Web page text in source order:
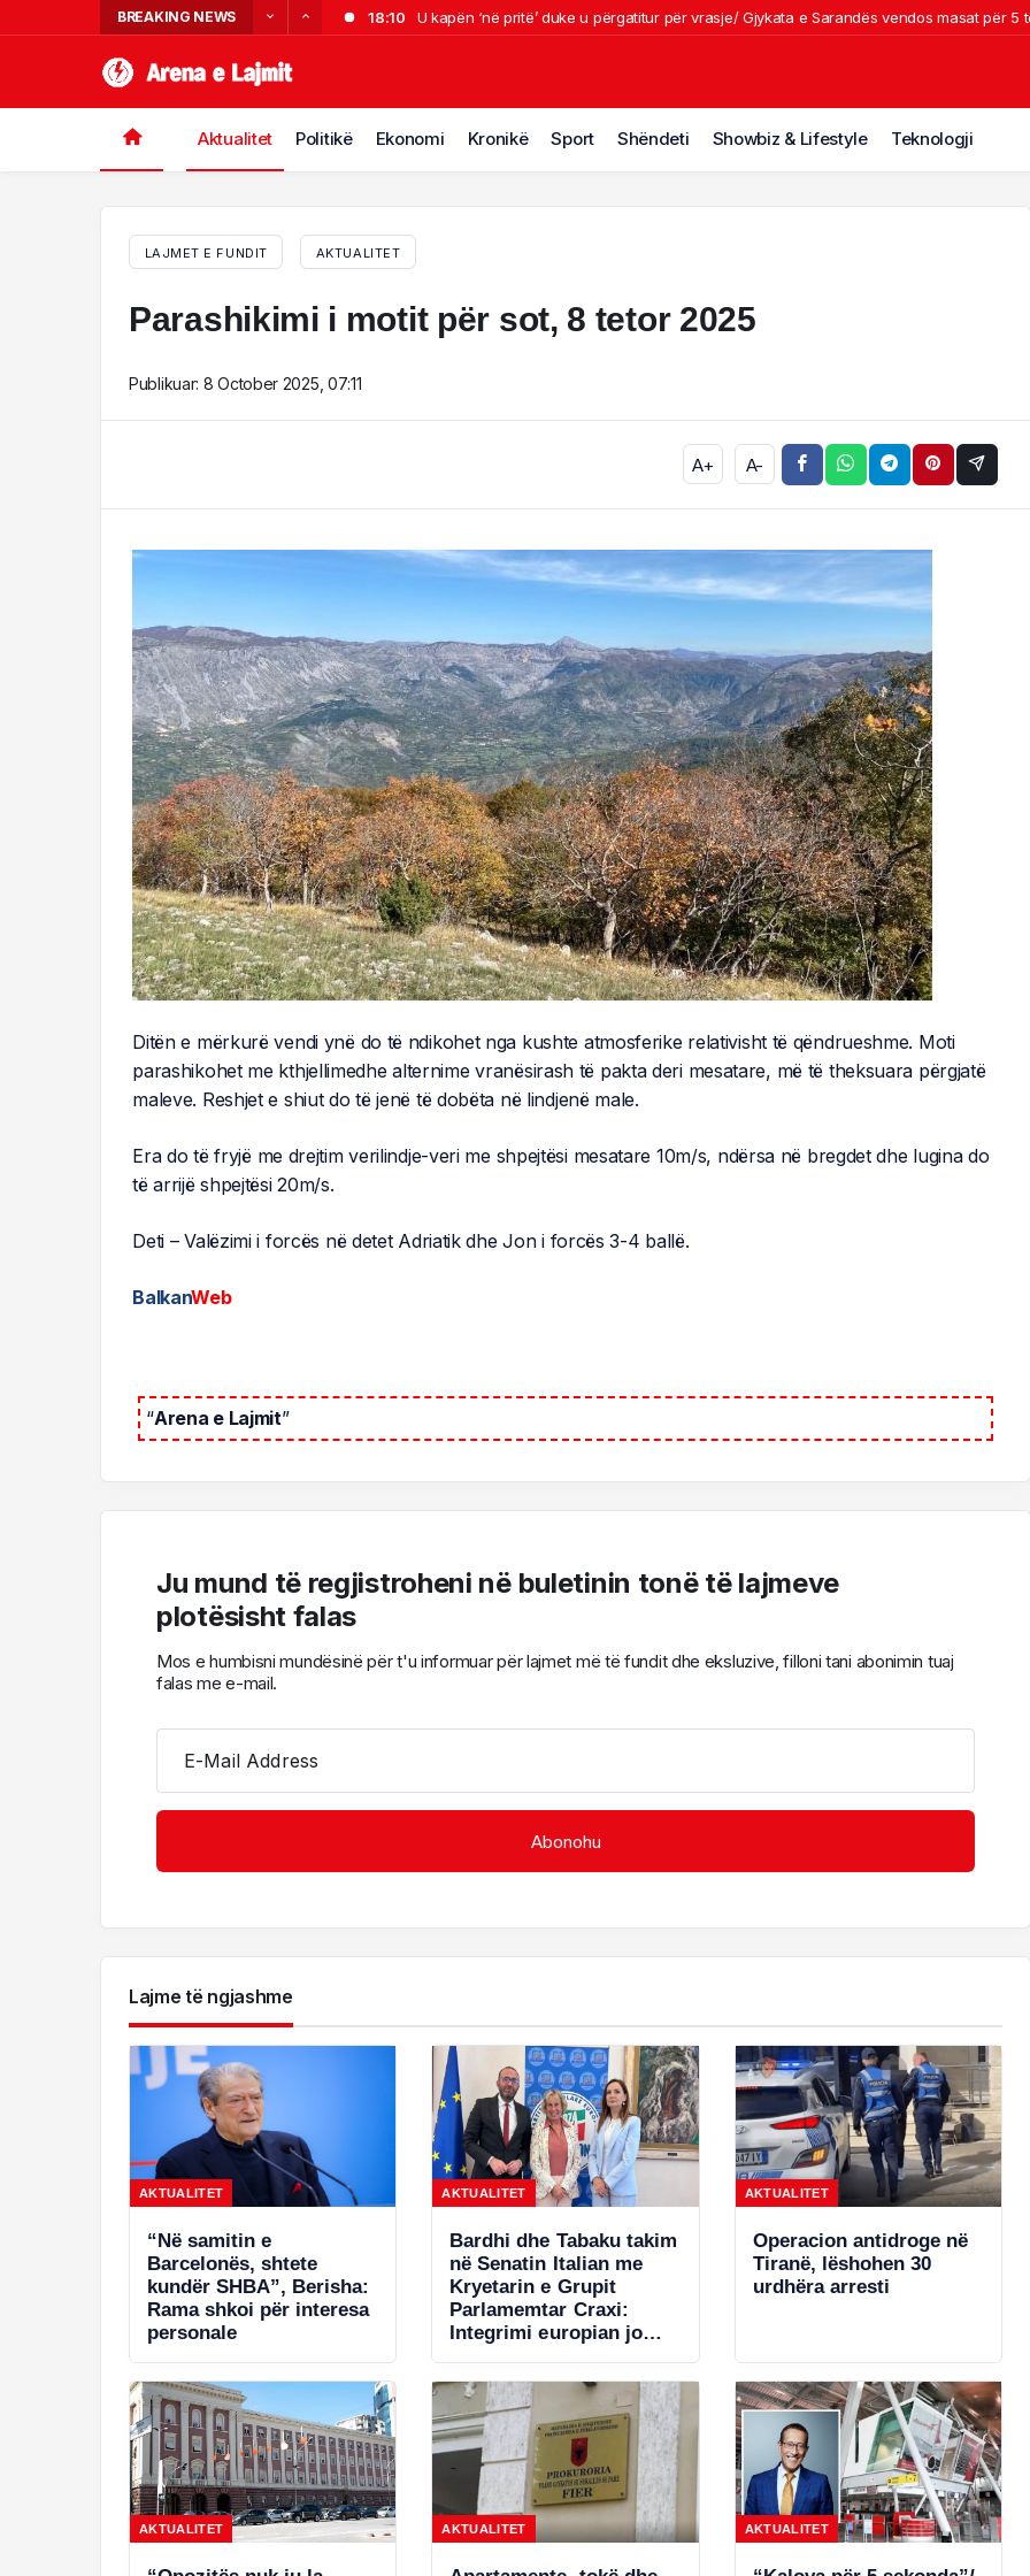
BREAKING NEWS 18:10
U kapën ‘në pritë’ duke u përgatitur për vrasje/ Gjykata e Sarandës vendos masat për 5
Aktualitet Politikë Ekonomi Kronikë Sport Shëndeti Showbiz & Lifestyle Teknologji
LAJMET E FUNDIT AKTUALITET
Parashikimi i motit për sot, 8 tetor 2025
Publikuar: 8 October 2025, 07:11
A+ A-
Ditën e mërkurë vendi ynë do të ndikohet nga kushte atmosferike relativisht të qëndrueshme. Moti
parashikohet me kthjellimedhe alternime vranësirash të pakta deri mesatare, më të theksuara përgjatë
maleve. Reshjet e shiut do të jenë të dobëta në lindjenë male.
Era do të fryjë me drejtim verilindje-veri me shpejtësi mesatare 10m/s, ndërsa në bregdet dhe lugina do
të arrijë shpejtësi 20m/s.
Deti – Valëzimi i forcës në detet Adriatik dhe Jon i forcës 3-4 ballë.
BalkanWeb
“Arena e Lajmit”
Ju mund të regjistroheni në buletinin tonë të lajmeve
plotësisht falas
Mos e humbisni mundësinë për t'u informuar për lajmet më të fundit dhe eksluzive, filloni tani abonimin tuaj
falas me e-mail.
E-Mail Address
Lajme të ngjashme
AKTUALITET
“Në samitin e
Barcelonës, shtete
kundër SHBA”, Berisha:
Rama shkoi për interesa
personale
AKTUALITET
Bardhi dhe Tabaku takim
në Senatin Italian me
Kryetarin e Grupit
Parlamemtar Craxi:
Integrimi europian jo
proces që kërkon
reforma të thella dhe
standarde
AKTUALITET
Operacion antidroge në
Tiranë, lëshohen 30
urdhëra arresti
AKTUALITET AKTUALITET AKTUALITET